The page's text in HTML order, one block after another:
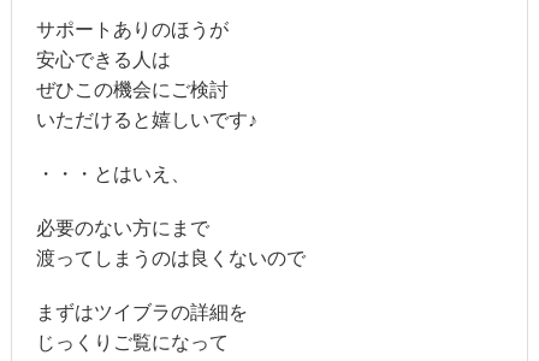
サポートありのほうが
安心できる人は
ぜひこの機会にご検討
いただけると嬉しいです♪
・・・とはいえ、
必要のない方にまで
渡ってしまうのは良くないので
まずはツイブラの詳細を
じっくりご覧になって